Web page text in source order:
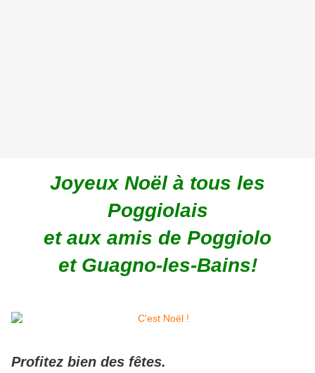
Joyeux Noël à tous les
Poggiolais
et aux amis de Poggiolo
et Guagno-les-Bains!
Profitez bien des fêtes.